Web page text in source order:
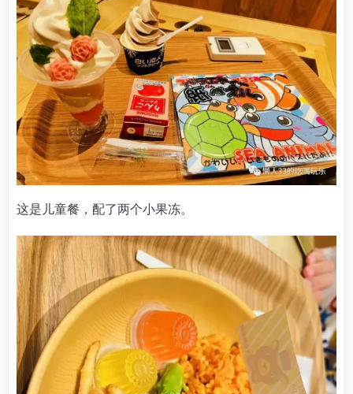
这是儿童餐，配了两个小果冻。